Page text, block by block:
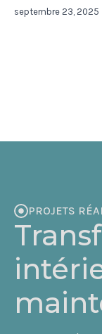
septembre 23, 2025
PROJETS